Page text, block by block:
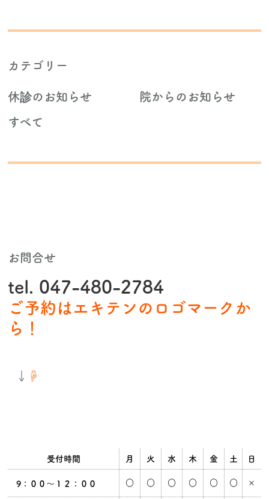
カテゴリー
休診のお知らせ 院からのお知らせ
すべて
お問合せ
tel. 047-480-2784
ご予約はエキテンのロゴマークか
ら！
↓ ☟
受付時間 月 火 水 木 金 土 日
9：００～１２：００ ○ ○ ○ ○ ○ ○ ×